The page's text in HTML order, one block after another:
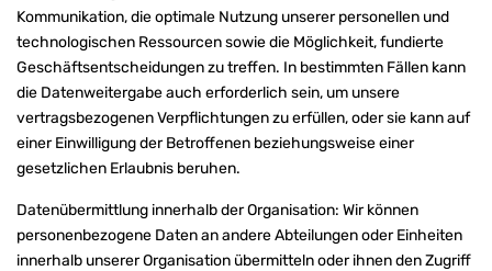
Kommunikation, die optimale Nutzung unserer personellen und
technologischen Ressourcen sowie die Möglichkeit, fundierte
Geschäftsentscheidungen zu treffen. In bestimmten Fällen kann
die Datenweitergabe auch erforderlich sein, um unsere
vertragsbezogenen Verpflichtungen zu erfüllen, oder sie kann auf
einer Einwilligung der Betroffenen beziehungsweise einer
gesetzlichen Erlaubnis beruhen.
Datenübermittlung innerhalb der Organisation: Wir können
personenbezogene Daten an andere Abteilungen oder Einheiten
innerhalb unserer Organisation übermitteln oder ihnen den Zugriff